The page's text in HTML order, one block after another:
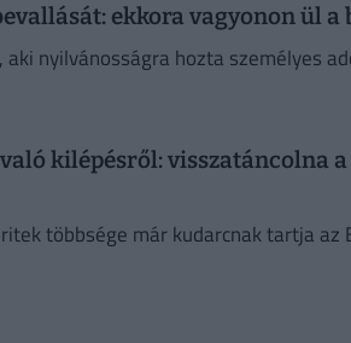
ekkora vagyonon ül
nyilvánosságra hozta személyes
kilépésről: visszatáncolna
többsége már kudarcnak tartja az